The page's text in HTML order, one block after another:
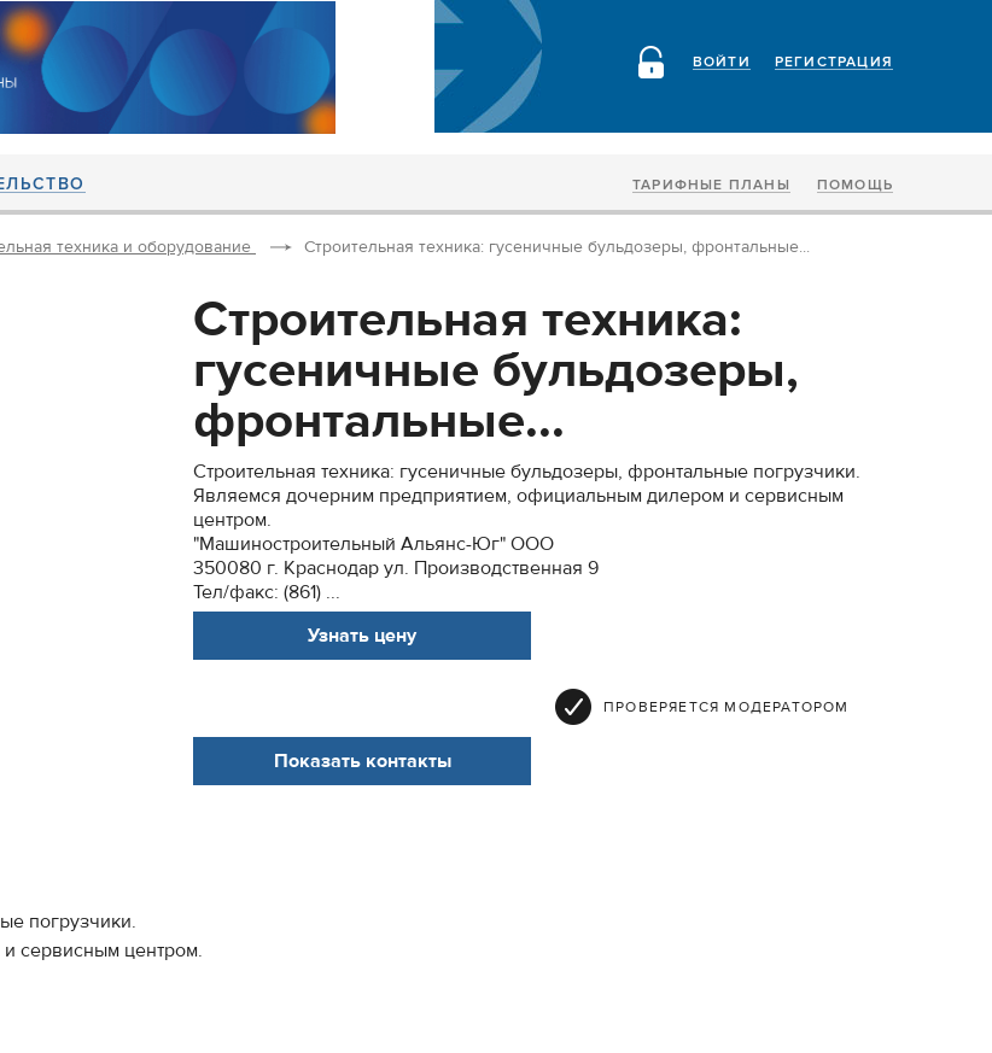
РЕГИСТРАЦИЯ
ВОЙТИ
ТАРИФНЫЕ ПЛАНЫ ПОМОЩЬ
техника и оборудование Строительная техника: гусеничные бульдозеры, фронтальные...
Строительная техника:
гусеничные бульдозеры,
фронтальные...
Строительная техника: гусеничные бульдозеры, фронтальные погрузчики.
Являемся дочерним предприятием, официальным дилером и сервисным
центром.
"Машиностроительный Альянс-Юг" ООО
350080 г. Краснодар ул. Производственная 9
Тел/факс: (861) ...
Узнать цену
ПРОВЕРЯЕТСЯ МОДЕРАТОРОМ
Показать контакты
погрузчики.
сервисным центром.